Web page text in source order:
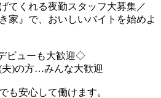
てくれる夜勤スタッフ大募集／
家』で、おいしいバイトを始めよ
ビューも大歓迎◇
)の方…みんな大歓迎
も安心して働けます。